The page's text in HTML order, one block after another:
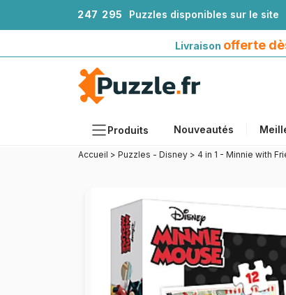
247 295 Puzzles disponibles sur le site
Livraison offerte
Produits Nouveautés
Formats
Artistes
Accessoires
avec Mondial Relay
Accueil > Puzzles - Disney > 4 in 1 - Minnie with